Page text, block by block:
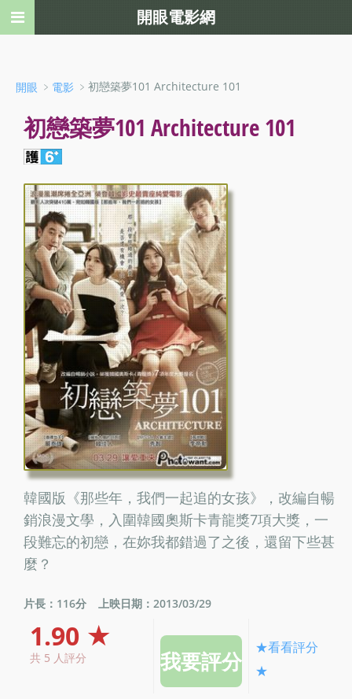
開眼 ﹥ 電影 ﹥初戀築夢101 Architecture 101
初戀築夢101 Architecture 101
韓國版《那些年，我們一起追的女孩》，改編自暢
銷浪漫文學，入圍韓國奧斯卡青龍獎7項大獎，一
段難忘的初戀，在妳我都錯過了之後，還留下些甚
麼？
片長：116分 上映日期：2013/03/29
1.90 ★
共 5 人評分
★看看評分
★
開眼電影網